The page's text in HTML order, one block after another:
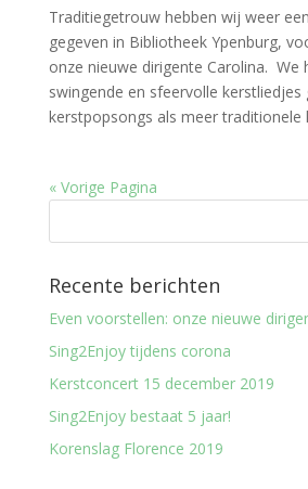
Traditiegetrouw hebben wij weer
gegeven in Bibliotheek Ypenburg,
onze nieuwe dirigente Carolina. We
swingende en sfeervolle kerstliedjes
kerstpopsongs als meer traditionele
« Vorige Pagina
Recente berichten
Even voorstellen: onze nieuwe
Sing2Enjoy tijdens corona
Kerstconcert 15 december 2019
Sing2Enjoy bestaat 5 jaar!
Korenslag Florence 2019